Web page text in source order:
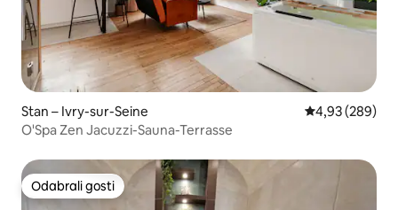
Stan – Ivry-sur-Seine Prosječna
4,93 (289)
O'Spa Zen Jacuzzi-Sauna-Terrasse
Odabrali gosti
Odabrali gosti